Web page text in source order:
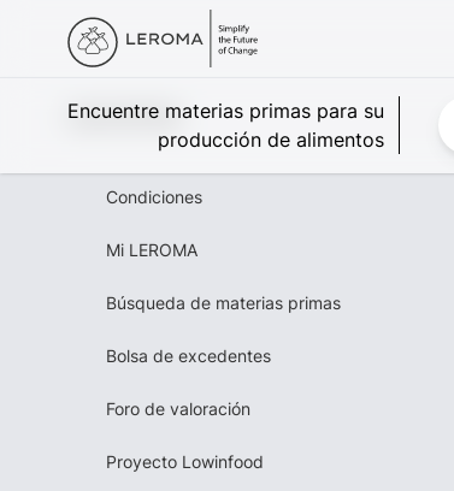
Encuentre materias primas para su
producción de alimentos
Leroma
Condiciones
Mi LEROMA
Búsqueda de materias primas
Bolsa de excedentes
Foro de valoración
Proyecto Lowinfood